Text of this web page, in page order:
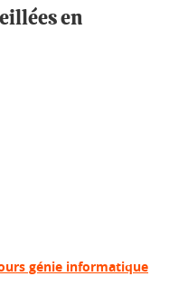
en
génie informatique